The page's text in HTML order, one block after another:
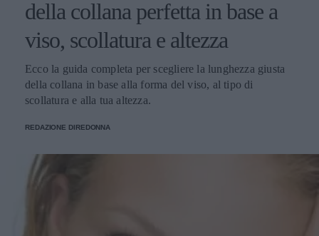
della collana perfetta in base a
viso, scollatura e altezza
Ecco la guida completa per scegliere la lunghezza giusta
della collana in base alla forma del viso, al tipo di
scollatura e alla tua altezza.
REDAZIONE DIREDONNA